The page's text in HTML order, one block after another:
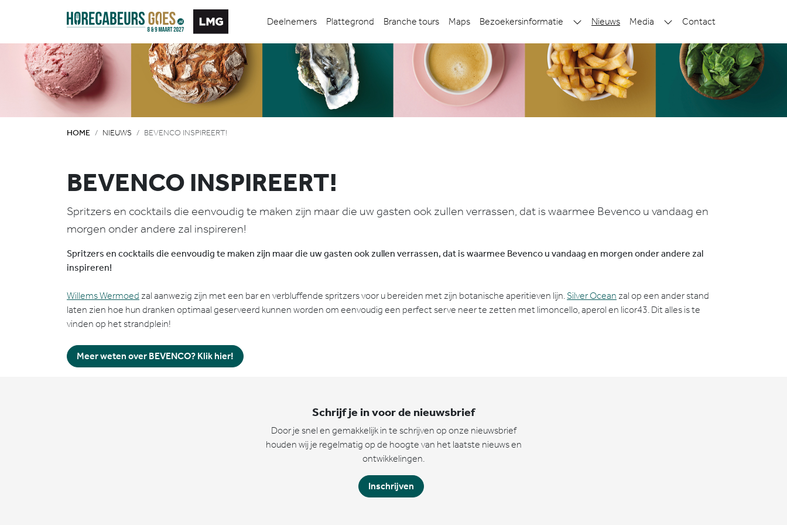
Deelnemers Plattegrond Branche tours Maps Bezoekersinformatie Nieuws Media Contact
HOME NIEUWS BEVENCO INSPIREERT!
BEVENCO INSPIREERT!
Spritzers en cocktails die eenvoudig te maken zijn maar die uw gasten ook zullen verrassen, dat is waarmee Bevenco u vandaag en
morgen onder andere zal inspireren!
Spritzers en cocktails die eenvoudig te maken zijn maar die uw gasten ook zullen verrassen, dat is waarmee Bevenco u vandaag en morgen onder andere zal
inspireren!
Willems Wermoed zal aanwezig zijn met een bar en verbluffende spritzers voor u bereiden met zijn botanische aperitieven lijn. Silver Ocean zal op een ander stand
laten zien hoe hun dranken optimaal geserveerd kunnen worden om eenvoudig een perfect serve neer te zetten met limoncello, aperol en licor43. Dit alles is te
vinden op het strandplein!
Meer weten over BEVENCO? Klik hier!
Schrijf je in voor de nieuwsbrief
Door je snel en gemakkelijk in te schrijven op onze nieuwsbrief
houden wij je regelmatig op de hoogte van het laatste nieuws en
ontwikkelingen.
Inschrijven